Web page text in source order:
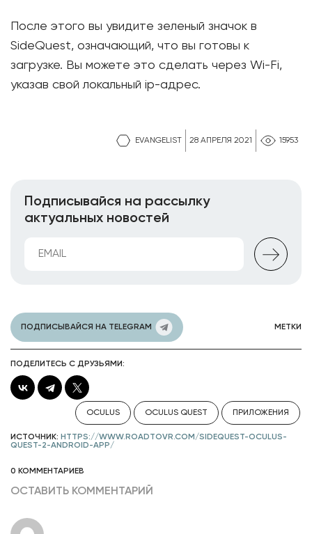
EVANGELIST 28 АПРЕЛЯ 2021 15953
После этого вы увидите зеленый значок в
SideQuest, означающий, что вы готовы к
загрузке. Вы можете это сделать через Wi-Fi,
указав свой локальный ip-адрес.
Подписывайся на рассылку
актуальных новостей
ПОДПИСЫВАЙСЯ НА TELEGRAM МЕТКИ
ПОДЕЛИТЕСЬ С ДРУЗЬЯМИ:
OCULUS OCULUS QUEST ПРИЛОЖЕНИЯ
ИСТОЧНИК: HTTPS://WWW.ROADTOVR.COM/SIDEQUEST-OCULUS-
QUEST-2-ANDROID-APP/
0 КОММЕНТАРИЕВ
ОСТАВИТЬ КОММЕНТАРИЙ